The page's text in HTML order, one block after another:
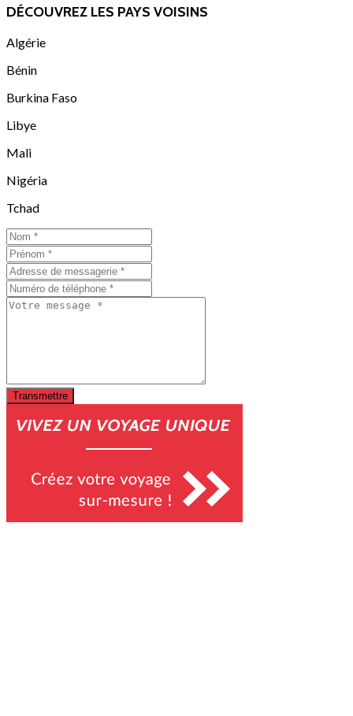
DÉCOUVREZ LES PAYS VOISINS
Algérie
Bénin
Burkina Faso
Libye
Mali
Nigéria
Tchad